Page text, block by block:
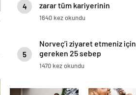
4
zarar tüm kariyerinin
istatistiğini çıkardık !
1640 kez okundu
5
Norveç’i ziyaret etmeniz için
gereken 25 sebep
1470 kez okundu